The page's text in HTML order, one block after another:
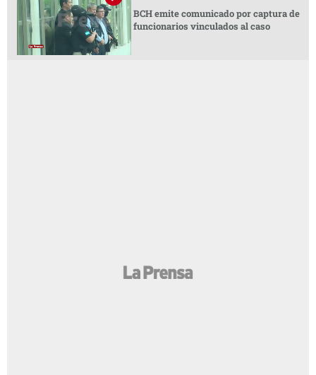
BCH emite comunicado por captura de
funcionarios vinculados al caso